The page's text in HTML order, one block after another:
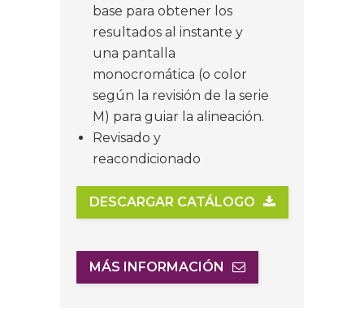
base para obtener los
resultados al instante y
una pantalla
monocromática (o color
según la revisión de la serie
M) para guiar la alineación.
Revisado y
reacondicionado
DESCARGAR CATÁLOGO
MÁS INFORMACIÓN